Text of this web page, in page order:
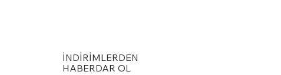
İNDİRİMLERDEN
HABERDAR OL